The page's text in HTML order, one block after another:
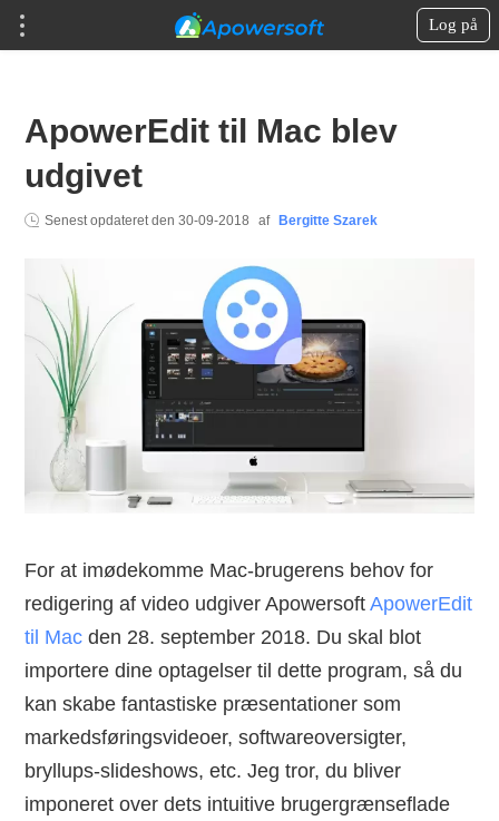
Log på
ApowerEdit til Mac blev
udgivet
Senest opdateret den30-09-2018 af Bergitte Szarek
For at imødekomme Mac-brugerens behov for
redigering af video udgiver ApowersoftApowerEdit
til Mac den 28. september 2018. Du skal blot
importere dine optagelser til dette program, så du
kan skabe fantastiske præsentationer som
markedsføringsvideoer, softwareoversigter,
bryllups-slideshows, etc. Jeg tror, du bliver
imponeret over dets intuitive brugergrænseflade